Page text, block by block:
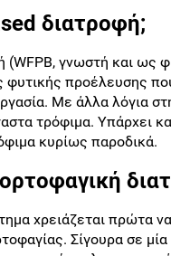
διατροφή;
γνωστή και ως
προέλευσης
Με άλλα λόγια
τρόφιμα. Υπάρχει
κυρίως παροδικά.
χρειάζεται πρώτα
Σίγουρα σε